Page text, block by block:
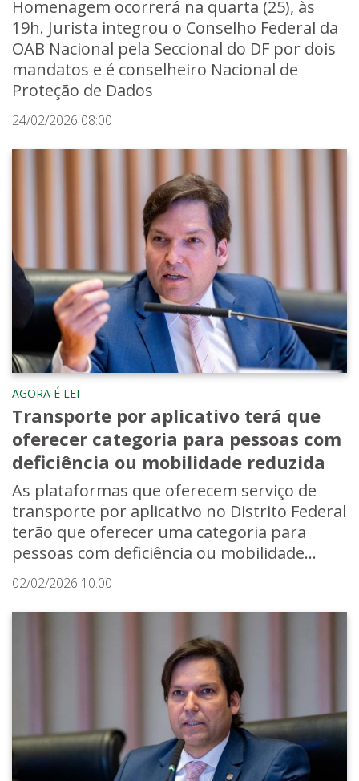
Homenagem ocorrerá na quarta (25), às
19h. Jurista integrou o Conselho Federal da
OAB Nacional pela Seccional do DF por dois
mandatos e é conselheiro Nacional de
Proteção de Dados
24/02/2026 08:00
AGORA É LEI
Transporte por aplicativo terá que
oferecer categoria para pessoas com
deficiência ou mobilidade reduzida
As plataformas que oferecem serviço de
transporte por aplicativo no Distrito Federal
terão que oferecer uma categoria para
pessoas com deficiência ou mobilidade...
02/02/2026 10:00